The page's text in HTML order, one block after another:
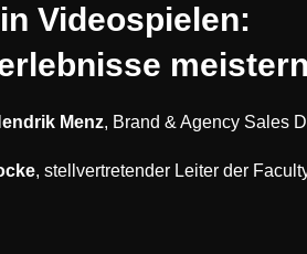
Videospielen:
meistern
Menz, Brand & Agency Sales
, stellvertretender Leiter der